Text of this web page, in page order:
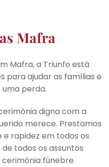
Mafra
Mafra, a Triunfo está
para ajudar as famílias e
perda.
digna com a
merece. Prestamos
rapidez em todos os
todos os assuntos
fúnebre.